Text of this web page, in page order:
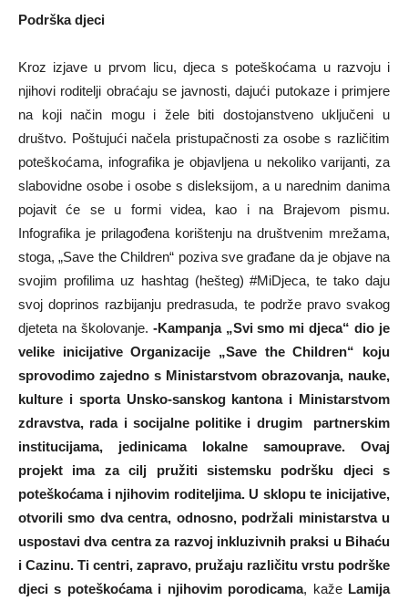
Podrška djeci
Kroz izjave u prvom licu, djeca s poteškoćama u razvoju i
njihovi roditelji obraćaju se javnosti, dajući putokaze i primjere
na koji način mogu i žele biti dostojanstveno uključeni u
društvo. Poštujući načela pristupačnosti za osobe s različitim
poteškoćama, infografika je objavljena u nekoliko varijanti, za
slabovidne osobe i osobe s disleksijom, a u narednim danima
pojavit će se u formi videa, kao i na Brajevom pismu.
Infografika je prilagođena korištenju na društvenim mrežama,
stoga, „Save the Children“ poziva sve građane da je objave na
svojim profilima uz hashtag (hešteg) #MiDjeca, te tako daju
svoj doprinos razbijanju predrasuda, te podrže pravo svakog
djeteta na školovanje. -Kampanja „Svi smo mi djeca“ dio je
velike inicijative Organizacije „Save the Children“ koju
sprovodimo zajedno s Ministarstvom obrazovanja, nauke,
kulture i sporta Unsko-sanskog kantona i Ministarstvom
zdravstva, rada i socijalne politike i drugim partnerskim
institucijama, jedinicama lokalne samouprave. Ovaj
projekt ima za cilj pružiti sistemsku podršku djeci s
poteškoćama i njihovim roditeljima. U sklopu te inicijative,
otvorili smo dva centra, odnosno, podržali ministarstva u
uspostavi dva centra za razvoj inkluzivnih praksi u Bihaću
i Cazinu. Ti centri, zapravo, pružaju različitu vrstu podrške
djeci s poteškoćama i njihovim porodicama, kaže Lamija